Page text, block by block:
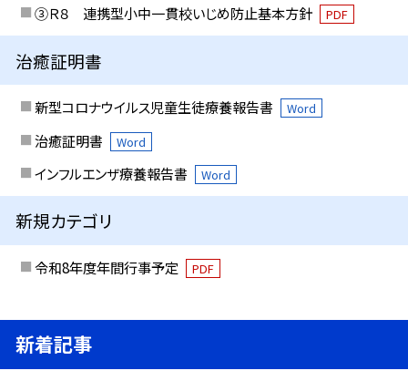
③Ｒ８ 連携型小中一貫校いじめ防止基本方針
PDF
治癒証明書
新型コロナウイルス児童生徒療養報告書 Word
治癒証明書 Word
インフルエンザ療養報告書 Word
新規カテゴリ
令和8年度年間行事予定 PDF
新着記事